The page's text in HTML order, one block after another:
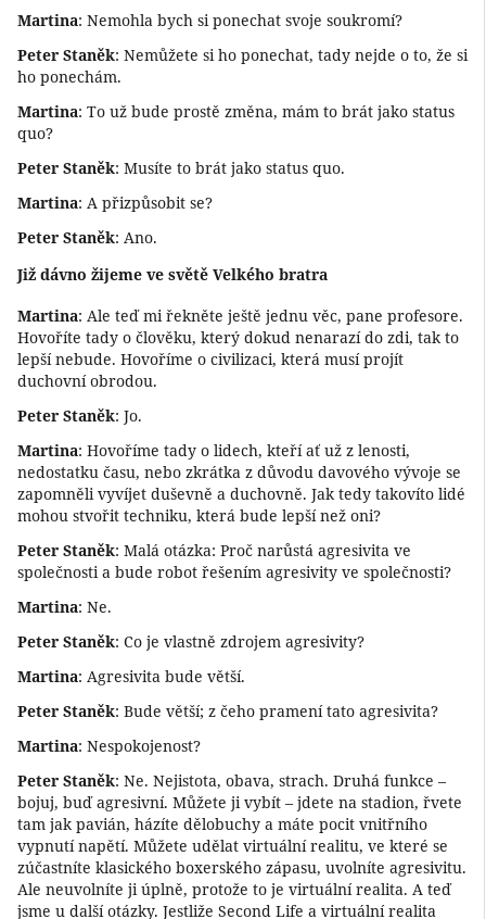
Martina: Nemohla bych si ponechat svoje soukromí?
Peter Staněk: Nemůžete si ho ponechat, tady nejde o to, že si
ho ponechám.
Martina: To už bude prostě změna, mám to brát jako status
quo?
Peter Staněk: Musíte to brát jako status quo.
Martina: A přizpůsobit se?
Peter Staněk: Ano.
Již dávno žijeme ve světě Velkého bratra
Martina: Ale teď mi řekněte ještě jednu věc, pane profesore.
Hovoříte tady o člověku, který dokud nenarazí do zdi, tak to
lepší nebude. Hovoříme o civilizaci, která musí projít
duchovní obrodou.
Peter Staněk: Jo.
Martina: Hovoříme tady o lidech, kteří ať už z lenosti,
nedostatku času, nebo zkrátka z důvodu davového vývoje se
zapomněli vyvíjet duševně a duchovně. Jak tedy takovíto lidé
mohou stvořit techniku, která bude lepší než oni?
Peter Staněk: Malá otázka: Proč narůstá agresivita ve
společnosti a bude robot řešením agresivity ve společnosti?
Martina: Ne.
Peter Staněk: Co je vlastně zdrojem agresivity?
Martina: Agresivita bude větší.
Peter Staněk: Bude větší; z čeho pramení tato agresivita?
Martina: Nespokojenost?
Peter Staněk: Ne. Nejistota, obava, strach. Druhá funkce –
bojuj, buď agresivní. Můžete ji vybít – jdete na stadion, řvete
tam jak pavián, házíte dělobuchy a máte pocit vnitřního
vypnutí napětí. Můžete udělat virtuální realitu, ve které se
zúčastníte klasického boxerského zápasu, uvolníte agresivitu.
Ale neuvolníte ji úplně, protože to je virtuální realita. A teď
jsme u další otázky. Jestliže Second Life a virtuální realita